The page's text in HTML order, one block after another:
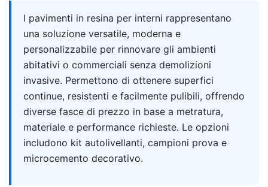
Quick answer
I pavimenti in resina per interni rappresentano
una soluzione versatile, moderna e
personalizzabile per rinnovare gli ambienti
abitativi o commerciali senza demolizioni
invasive. Permettono di ottenere superfici
continue, resistenti e facilmente pulibili, offrendo
diverse fasce di prezzo in base a metratura,
materiale e performance richieste. Le opzioni
includono kit autolivellanti, campioni prova e
microcemento decorativo.